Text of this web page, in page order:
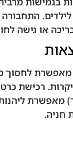
או גישה
לחסוך
רכישת
ליהנות
חניה.